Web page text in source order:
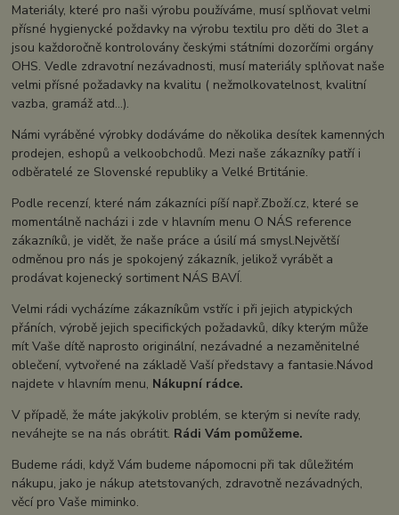
Materiály, které pro naši výrobu používáme, musí splňovat velmi
přísné hygienycké poždavky na výrobu textilu pro děti do 3let a
jsou každoročně kontrolovány českými státními dozorčími orgány
OHS. Vedle zdravotní nezávadnosti, musí materiály splňovat naše
velmi přísné požadavky na kvalitu ( nežmolkovatelnost, kvalitní
vazba, gramáž atd...).
Námi vyráběné výrobky dodáváme do několika desítek kamenných
prodejen, eshopů a velkoobchodů. Mezi naše zákazníky patří i
odběratelé ze Slovenské republiky a Velké Brtitánie.
Podle recenzí, které nám zákazníci píší např.Zboží.cz, které se
momentálně nacházi i zde v hlavním menu O NÁS reference
zákazníků, je vidět, že naše práce a úsilí má smysl.Největší
odměnou pro nás je spokojený zákazník, jelikož vyrábět a
prodávat kojenecký sortiment NÁS BAVÍ.
Velmi rádi vycházíme zákazníkům vstříc i při jejich atypických
přáních, výrobě jejich specifických požadavků, díky kterým může
mít Vaše dítě naprosto originální, nezávadné a nezaměnitelné
oblečení, vytvořené na základě Vaší představy a fantasie.Návod
najdete v hlavním menu, Nákupní rádce.
V případě, že máte jakýkoliv problém, se kterým si nevíte rady,
neváhejte se na nás obrátit. Rádi Vám pomůžeme.
Budeme rádi, když Vám budeme nápomocni při tak důležitém
nákupu, jako je nákup atetstovaných, zdravotně nezávadných,
věcí pro Vaše miminko.